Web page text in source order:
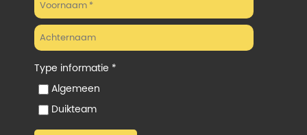
Type informatie *
Algemeen
Duikteam